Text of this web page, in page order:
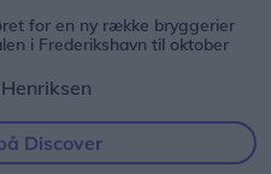
for en ny række bryggerier
i Frederikshavn til oktober
Discover